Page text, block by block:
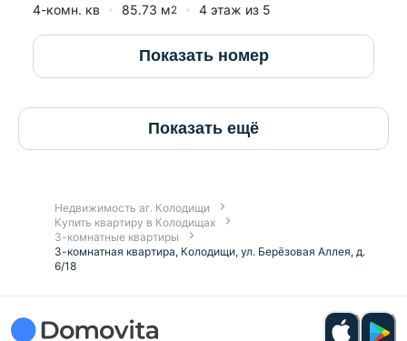
4-комн. кв 85.73 м2 4 этаж из 5
Показать номер
Показать ещё
Недвижимость аг. Колодищи
Купить квартиру в Колодищах
3-комнатные квартиры
3-комнатная квартира, Колодищи, ул. Берёзовая Аллея, д.
6/18